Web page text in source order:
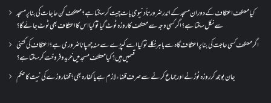
کیا معتکف اعتکاف کے دوران مسجد کے اندر ضرورتاً دنیوی بات چیت کر سکتا ہے؟معتکف کن حاجات کی بنا پر مسجد
سے نکل سکتا ہے؟ اگر کسی وجہ سے معتکف کا روزہ ٹوٹ گیا تو کیا اس کا اعتکاف بھی ٹوٹ جائے گا؟
اگر معتکف کسی حاجت کی بنا پر اعتکاف گاہ سے باہر نکلے تو کیا اسے کپڑے سے منہ چھپانا ضروری ہے؟اعتکاف کی کتنی
قسمیں ہیں؟کیا معتکف مسجد میں خرید و فروخت کر سکتا ہے؟
جان بوجھ کر روزہ ٹوڑنے اور جماع کرنے سے صرف قضاء لازم ہے یا کفارہ بھی؟ قضا روزے کی نیت کا حکم